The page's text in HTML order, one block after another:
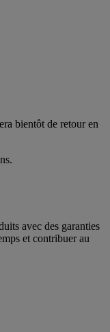
bientôt de retour en
avec des garanties
et contribuer au